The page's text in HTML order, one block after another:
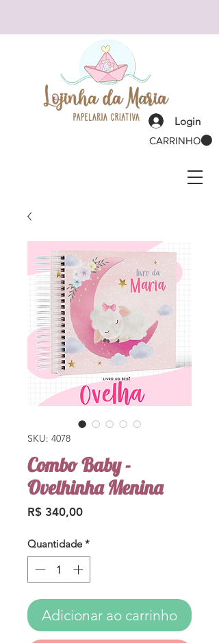
Login
CARRINHO
SKU: 4078
Combo Baby -
Ovelhinha Menina
R$ 340,00Preço
Quantidade *
Adicionar ao carrinho